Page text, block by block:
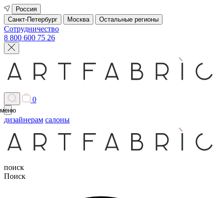
Россия
Санкт-Петербург
Москва Остальные регионы
Сотрудничество
8 800 600 75 26
0
меню
дизайнерам салоны
поиск
Поиск